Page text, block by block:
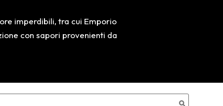
imperdibili, tra cui Emporio
con sapori provenienti da